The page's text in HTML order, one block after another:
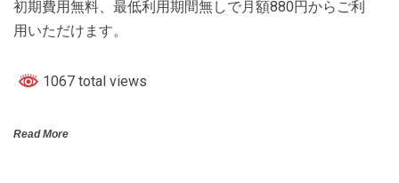
初期費用無料、最低利用期間無しで月額880円からご利
用いただけます。
1067 total views
Read More